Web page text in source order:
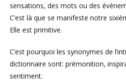
sensations, des mots ou des
C’est là que se manifeste notre
Elle est primitive.
C’est pourquoi les synonymes de
dictionnaire sont: prémonition,
sentiment.